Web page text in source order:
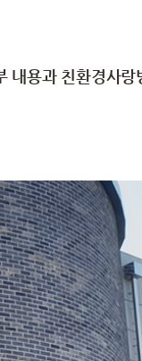
용과 친환경사